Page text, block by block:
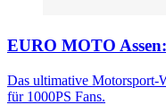
EURO MOTO
Das ultimative Motorsport-
für 1000PS Fans.